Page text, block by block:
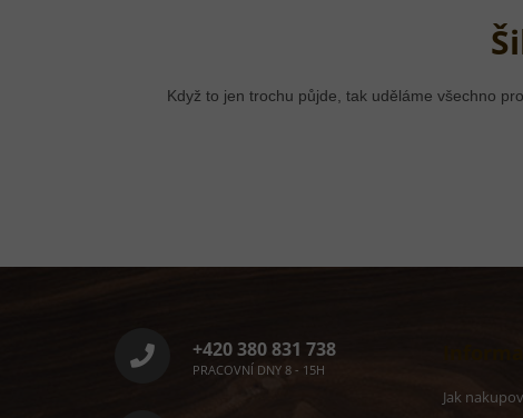
Když to jen trochu půjde, tak uděláme všechno
+420 380 831 738
PRACOVNÍ DNY 8 - 15H
Jak